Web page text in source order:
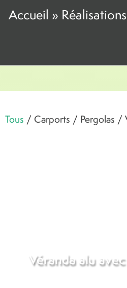
Accueil » Réalisations
Tous / Carports / Pergolas /
Véranda alu